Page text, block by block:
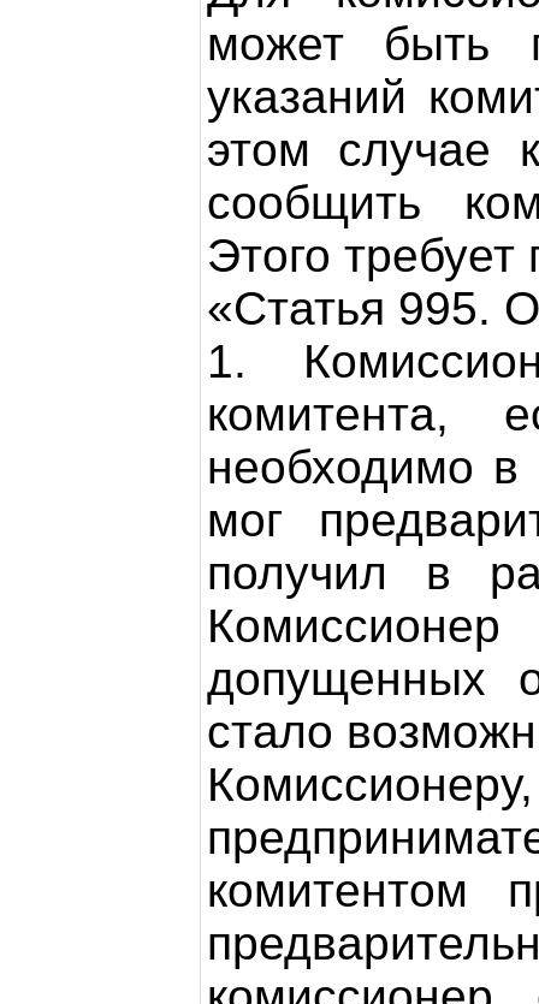
может быть
указаний
этом случае
сообщить
Этого
«Статья 995.
1.
комитента,
необходимо в
мог
получил в
допущенных
стало
комитентом